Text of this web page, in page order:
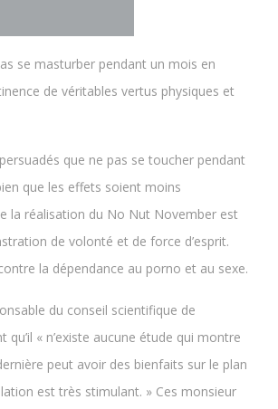
se masturber pendant un mois en
de véritables vertus physiques et
que ne pas se toucher pendant
que les effets soient moins
la réalisation du No Nut November est
de volonté et de force d’esprit.
la dépendance au porno et au sexe.
du conseil scientifique de
« n’existe aucune étude qui montre
peut avoir des bienfaits sur le plan
est très stimulant. » Ces monsieur